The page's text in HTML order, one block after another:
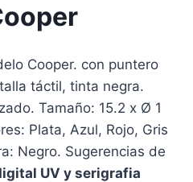
Cooper. con puntero
táctil, tinta negra.
Tamaño: 15.2 x Ø 1
Plata, Azul, Rojo, Gris
Negro. Sugerencias de
UV y serigrafia